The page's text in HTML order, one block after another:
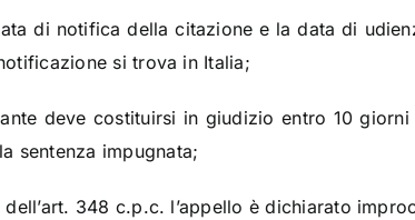
di notifica della citazione e la data di
si trova in Italia;
deve costituirsi in giudizio entro 10
sentenza impugnata;
dell’art. 348 c.p.c. l’appello è dichiarato